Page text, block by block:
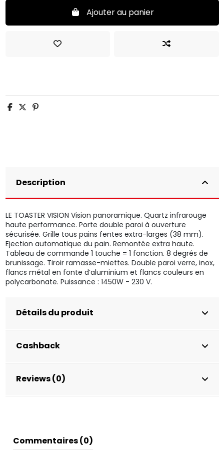
Ajouter au panier
Description
LE TOASTER VISION Vision panoramique. Quartz infrarouge
haute performance. Porte double paroi à ouverture
sécurisée. Grille tous pains fentes extra-larges (38 mm).
Ejection automatique du pain. Remontée extra haute.
Tableau de commande 1 touche = 1 fonction. 8 degrés de
brunissage. Tiroir ramasse-miettes. Double paroi verre, inox,
flancs métal en fonte d’aluminium et flancs couleurs en
polycarbonate. Puissance : 1450W - 230 V.
Détails du produit
Cashback
Reviews (0)
Commentaires (0)